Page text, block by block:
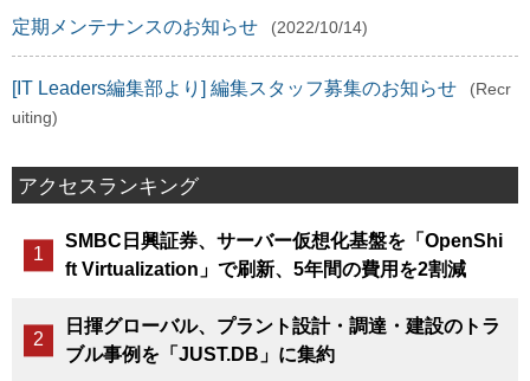
定期メンテナンスのお知らせ (2022/10/14)
[IT Leaders編集部より] 編集スタッフ募集のお知らせ
(Recr
uiting)
アクセスランキング
SMBC日興証券、サーバー仮想化基盤を「OpenShi
ft Virtualization」で刷新、5年間の費用を2割減
日揮グローバル、プラント設計・調達・建設のトラ
ブル事例を「JUST.DB」に集約